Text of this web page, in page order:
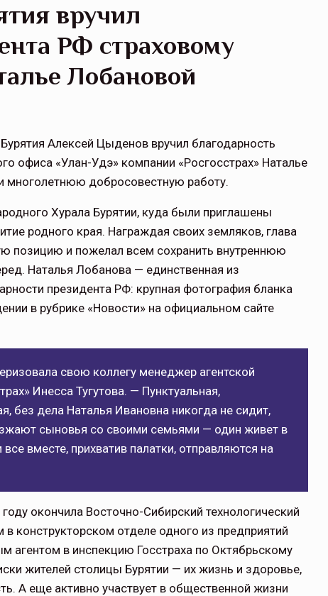
вручил
РФ страховому
Лобановой
Алексей Цыденов вручил благодарность
офиса «Улан-Удэ» компании «Росгосстрах» Наталье
многолетнюю добросовестную работу.
Хурала Бурятии, куда были приглашены
родного края. Награждая своих земляков, глава
позицию и пожелал всем сохранить внутреннюю
Наталья Лобанова — единственная из
президента РФ: крупная фотография бланка
в рубрике «Новости» на официальном сайте
свою коллегу менеджер агентской
Инесса Тугутова. — Пунктуальная,
без дела Наталья Ивановна никогда не сидит,
сыновья со своими семьями — один живет в
вместе, прихватив палатки, отправляются на
окончила Восточно-Сибирский технологический
конструкторском отделе одного из предприятий
агентом в инспекцию Госстраха по Октябрьскому
жителей столицы Бурятии — их жизнь и здоровье,
А еще активно участвует в общественной жизни